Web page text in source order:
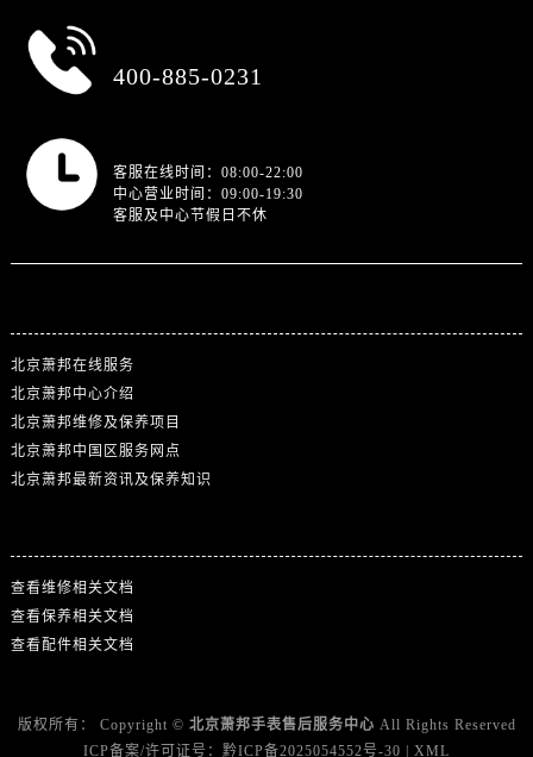
400-885-0231
客服在线时间：08:00-22:00
中心营业时间：09:00-19:30
客服及中心节假日不休
北京萧邦在线服务
北京萧邦中心介绍
北京萧邦维修及保养项目
北京萧邦中国区服务网点
北京萧邦最新资讯及保养知识
查看维修相关文档
查看保养相关文档
查看配件相关文档
版权所有： Copyright © 北京萧邦手表售后服务中心 All Rights Reserved
ICP备案/许可证号： 黔ICP备2025054552号-30 | XML